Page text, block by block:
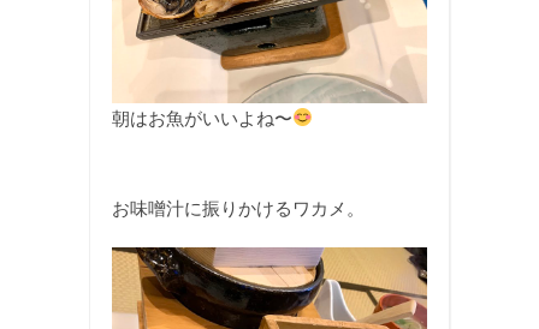
朝はお魚がいいよね〜
お味噌汁に振りかけるワカメ。